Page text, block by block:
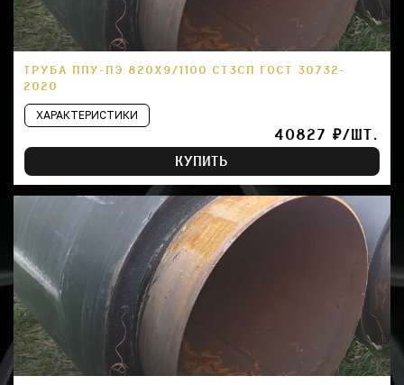
ТРУБА ППУ-ПЭ 820Х9/1100 СТ3СП ГОСТ 30732-
2020
ХАРАКТЕРИСТИКИ
40827 ₽/ШТ.
КУПИТЬ